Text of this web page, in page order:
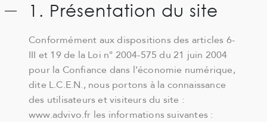
1. Présentation du site
Conformément aux dispositions des articles 6-
III et 19 de la Loi n° 2004-575 du 21 juin 2004
pour la Confiance dans l’économie numérique,
dite L.C.E.N., nous portons à la connaissance
des utilisateurs et visiteurs du site :
www.advivo.fr les informations suivantes :